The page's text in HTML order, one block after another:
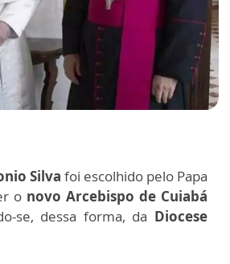
Silva foi escolhido pelo Papa
o novo Arcebispo de Cuiabá
se, dessa forma, da Diocese